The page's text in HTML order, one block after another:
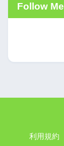
Follow Me
利用規約